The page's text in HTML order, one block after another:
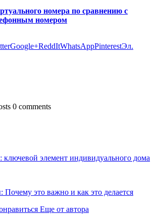
номера по сравнению с
номером
Google+ReddItWhatsAppPinterestЭл.
0 comments
ключевой элемент индивидуального дома
это важно и как это делается
Еще от автора